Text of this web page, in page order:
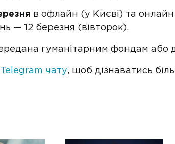
в офлайн (у Києві) та
— 12 березня (вівторок).
гуманітарним фондам або
Telegram чату, щоб дізнаватись